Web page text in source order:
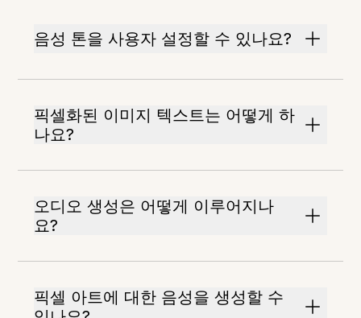
음성 톤을 사용자 설정할 수 있나요?
픽셀화된 이미지 텍스트는 어떻게 하
나요?
오디오 생성은 어떻게 이루어지나
요?
픽셀 아트에 대한 음성을 생성할 수